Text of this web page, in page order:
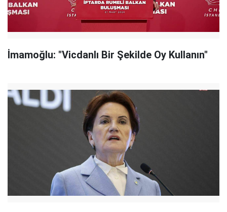
İmamoğlu: "Vicdanlı Bir Şekilde Oy Kullanın"